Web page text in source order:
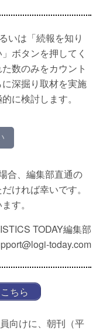
いは「続報を知り
ボタンを押してく
数のみをカウント
深掘り取材を実施
に検討します。
合、編集部直通の
ければ幸いです。
す。
TODAY編集部
today.com
ちら
向けに、朝刊（平